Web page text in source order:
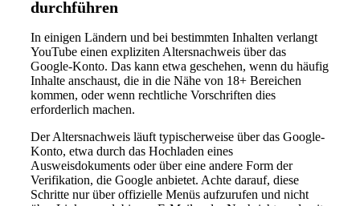
durchführen
In einigen Ländern und bei bestimmten Inhalten verlangt
YouTube einen expliziten Altersnachweis über das
Google-Konto. Das kann etwa geschehen, wenn du häufig
Inhalte anschaust, die in die Nähe von 18+ Bereichen
kommen, oder wenn rechtliche Vorschriften dies
erforderlich machen.
Der Altersnachweis läuft typischerweise über das Google-
Konto, etwa durch das Hochladen eines
Ausweisdokuments oder über eine andere Form der
Verifikation, die Google anbietet. Achte darauf, diese
Schritte nur über offizielle Menüs aufzurufen und nicht